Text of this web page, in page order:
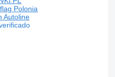
Polonia
Autoline